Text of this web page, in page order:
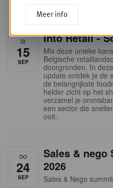
DI
15
SEP
Into Retail -
Mis deze unieke
Belgische
doorgronden. In
update ontdek je de
de belangrijkste
helder zicht op het
verzamel je
een sector die
ooit.
DO
24
SEP
Sales & nego
2026
Sales & Nego
Meer info